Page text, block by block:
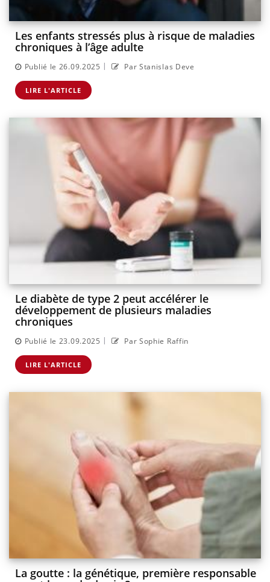
Les enfants stressés plus à risque de maladies
chroniques à l’âge adulte
Publié le 26.09.2025 | Par Stanislas Deve
LIRE L'ARTICLE
Le diabète de type 2 peut accélérer le
développement de plusieurs maladies
chroniques
Publié le 23.09.2025 | Par Sophie Raffin
LIRE L'ARTICLE
La goutte : la génétique, première responsable